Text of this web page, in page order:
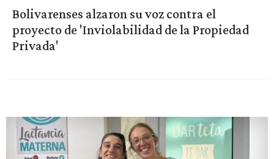
Bolivarenses alzaron su voz contra el
proyecto de 'Inviolabilidad de la Propiedad
Privada'